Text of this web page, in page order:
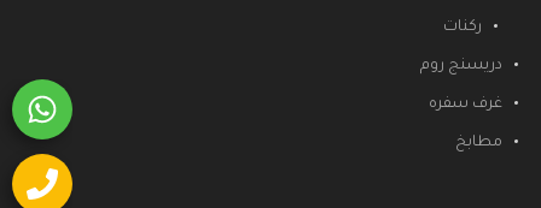
ركنات
دريسنج روم
غرف سفره
مطابخ